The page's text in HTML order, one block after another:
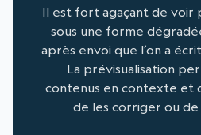
Il est fort agaçant de voir
sous une forme
après envoi que l’on a
La prévisualisation
contenus en contexte et
de les corriger ou